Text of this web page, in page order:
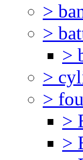
>
>
>
>
>
>
>